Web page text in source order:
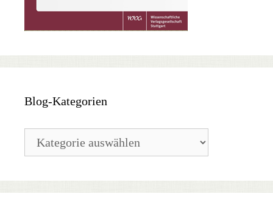
Blog-Kategorien
Kategorien